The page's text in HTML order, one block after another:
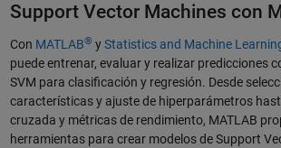
Support Vector Machines con
Con MATLAB® yStatistics and Machine
puede entrenar, evaluar y realizar predicciones
SVM para clasificación y regresión. Desde
características y ajuste de hiperparámetros
cruzada y métricas de rendimiento, MATLAB
herramientas para crear modelos de Support